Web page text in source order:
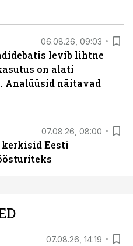
06.08.26, 09:03
levib lihtne
on alati
Analüüsid näitavad
07.08.26, 08:00
kerkisid Eesti
07.08.26, 14:19